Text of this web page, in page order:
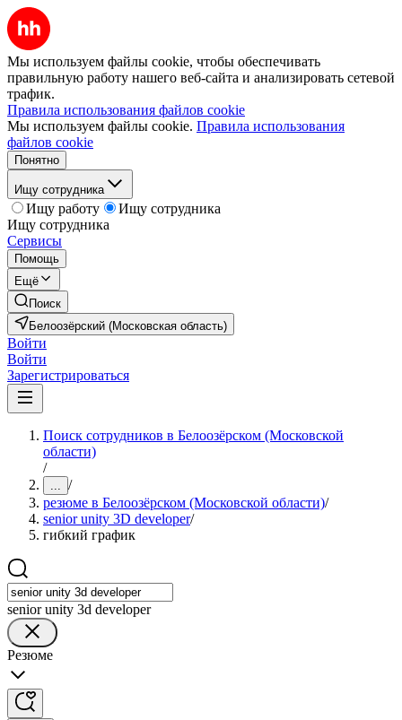
Мы используем файлы cookie, чтобы обеспечивать
правильную работу нашего веб-сайта и анализировать сетевой
трафик.
Правила использования файлов cookie
Мы используем файлы cookie. Правила использования
файлов cookie
Понятно
Ищу сотрудника
Ищу работу
Ищу сотрудника
Ищу сотрудника
Сервисы
Помощь
Ещё
Поиск
Белоозёрский (Московская область)
Войти
Войти
Зарегистрироваться
Поиск сотрудников в Белоозёрском (Московской
области)
/
... /
резюме в Белоозёрском (Московской области)/
senior unity 3D developer/
гибкий график
senior unity 3d developer
Резюме